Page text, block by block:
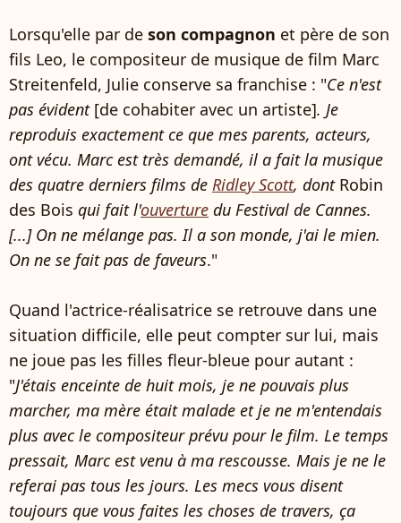
Lorsqu'elle par de son compagnon et père de son
fils Leo, le compositeur de musique de film Marc
Streitenfeld, Julie conserve sa franchise : "Ce n'est
pas évident [de cohabiter avec un artiste]. Je
reproduis exactement ce que mes parents, acteurs,
ont vécu. Marc est très demandé, il a fait la musique
des quatre derniers films de Ridley Scott, dont Robin
des Bois qui fait l'ouverture du Festival de Cannes.
[...] On ne mélange pas. Il a son monde, j'ai le mien.
On ne se fait pas de faveurs."
Quand l'actrice-réalisatrice se retrouve dans une
situation difficile, elle peut compter sur lui, mais
ne joue pas les filles fleur-bleue pour autant :
"J'étais enceinte de huit mois, je ne pouvais plus
marcher, ma mère était malade et je ne m'entendais
plus avec le compositeur prévu pour le film. Le temps
pressait, Marc est venu à ma rescousse. Mais je ne le
referai pas tous les jours. Les mecs vous disent
toujours que vous faites les choses de travers, ça